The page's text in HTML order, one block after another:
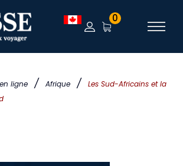
ligne / Afrique /
Les Sud-Africains et la
0